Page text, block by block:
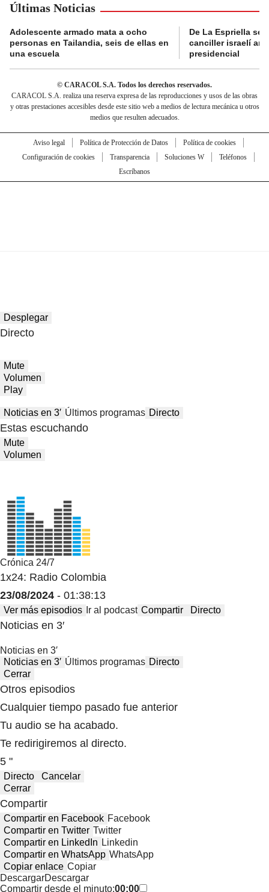
Últimas Noticias
Adolescente armado mata a ocho
personas en Tailandia, seis de ellas en
una escuela
De La Espriella se
canciller israelí
presidencial
© CARACOL S.A. Todos los derechos reservados.
CARACOL S.A. realiza una reserva expresa de las reproducciones y usos de las obras
y otras prestaciones accesibles desde este sitio web a medios de lectura mecánica u otros
medios que resulten adecuados.
Aviso legal Política de Protección de Datos
Política de cookies
Configuración de cookies
Transparencia Soluciones W
Teléfonos
Escríbanos
Desplegar
Directo
Mute
Volumen
Play
Noticias en 3′ Últimos programas Directo
Estas escuchando
Mute
Volumen
Crónica 24/7
1x24: Radio Colombia
23/08/2024 - 01:38:13
Ver más episodios Ir al podcast Compartir Directo
Noticias en 3′
Noticias en 3′
Noticias en 3′ Últimos programas Directo
Cerrar
Otros episodios
Cualquier tiempo pasado fue anterior
Tu audio se ha acabado.
Te redirigiremos al directo.
5 "
Directo
Cancelar
Cerrar
Compartir
Compartir en Facebook Facebook
Compartir en Twitter Twitter
Compartir en LinkedIn Linkedin
Compartir en WhatsApp WhatsApp
Copiar enlace Copiar
DescargarDescargar
Compartir desde el minuto:00:00